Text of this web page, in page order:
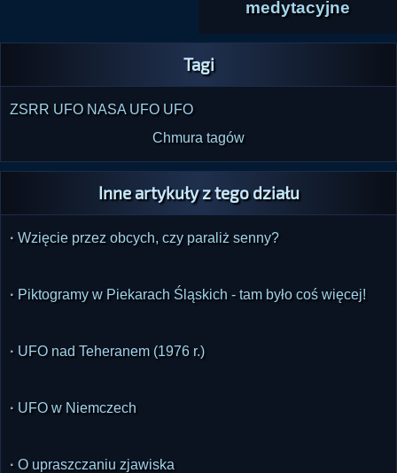
medytacyjne
Tagi
ZSRR UFO NASA UFO UFO
Chmura tagów
Inne artykuły z tego działu
· Wzięcie przez obcych, czy paraliż senny?
· Piktogramy w Piekarach Śląskich - tam było coś więcej!
· UFO nad Teheranem (1976 r.)
· UFO w Niemczech
· O upraszczaniu zjawiska